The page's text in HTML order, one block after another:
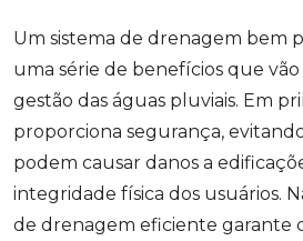
Um sistema de drenagem bem
uma série de benefícios que
gestão das águas pluviais. Em
proporciona segurança,
podem causar danos a
integridade física dos usuários.
de drenagem eficiente garante